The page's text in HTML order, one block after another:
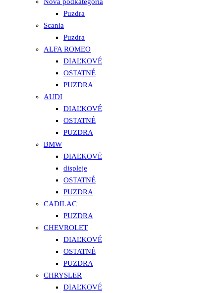
Puzdra
Scania
Puzdra
ALFA ROMEO
DIAĽKOVÉ
OSTATNÉ
PUZDRA
AUDI
DIAĽKOVÉ
OSTATNÉ
PUZDRA
BMW
DIAĽKOVÉ
displeje
OSTATNÉ
PUZDRA
CADILAC
PUZDRA
CHEVROLET
DIAĽKOVÉ
OSTATNÉ
PUZDRA
CHRYSLER
DIAĽKOVÉ